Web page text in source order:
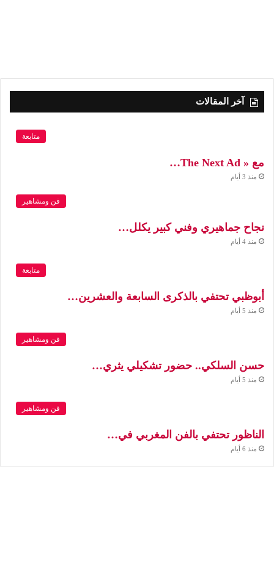
آخر المقالات
متابعة
مع « The Next Ad…
منذ 3 أيام
فن ومشاهير
نجاح جماهيري وفني كبير يكلل…
منذ 4 أيام
متابعة
أبوظبي تحتفي بالذكرى السابعة والعشرين…
منذ 5 أيام
فن ومشاهير
حسن السلكي.. حضور تشكيلي يثري…
منذ 5 أيام
فن ومشاهير
الناظور تحتفي بالفن المغربي في…
منذ 6 أيام